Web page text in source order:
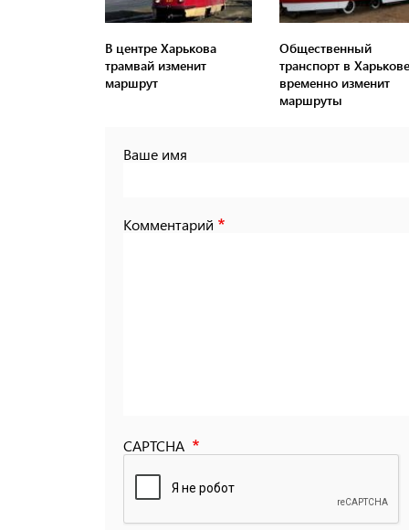
В центре Харькова
трамвай изменит
маршрут
Общественный
транспорт в Харькове
временно изменит
маршруты
Ваше имя
Комментарий
CAPTCHA